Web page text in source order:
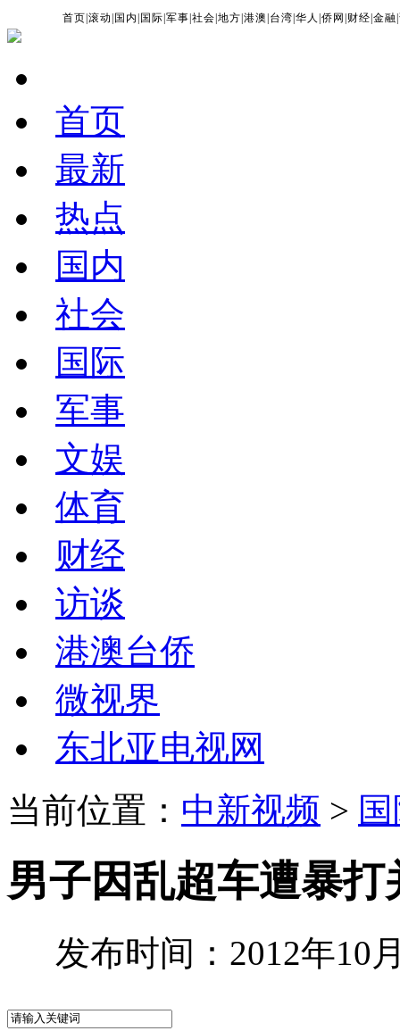
首页 |滚动 国内 国际 |军事 |社会 |地方 |港澳 台湾 |华人 |侨网 财经 |金融 |
首页
最新
热点
国内
社会
国际
军事
文娱
体育
财经
访谈
港澳台侨
微视界
东北亚电视网
当前位置： 中新视频 >
男子因乱超车遭暴
发布时间：2012年10